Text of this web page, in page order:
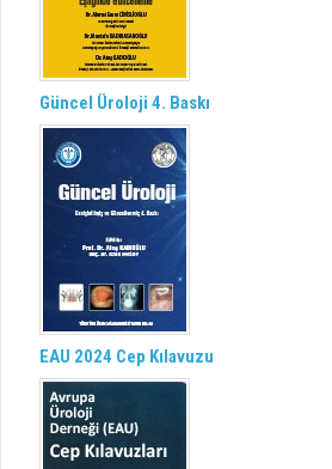
Güncel Üroloji 4. Baskı
EAU 2024 Cep Kılavuzu